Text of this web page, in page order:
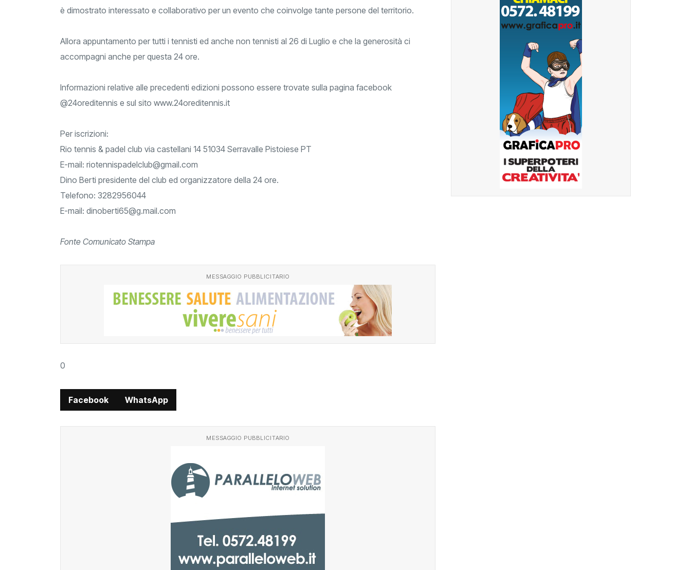
è dimostrato interessato e collaborativo per un evento che coinvolge tante persone del territorio.
Allora appuntamento per tutti i tennisti ed anche non tennisti al 26 di Luglio e che la generosità ci
accompagni anche per questa 24 ore.
Informazioni relative alle precedenti edizioni possono essere trovate sulla pagina facebook
@24oreditennis e sul sito www.24oreditennis.it
Per iscrizioni:
Rio tennis & padel club via castellani 14 51034 Serravalle Pistoiese PT
E-mail: riotennispadelclub@gmail.com
Dino Berti presidente del club ed organizzatore della 24 ore.
Telefono: 3282956044
E-mail: dinoberti65@g.mail.com
Fonte Comunicato Stampa
MESSAGGIO PUBBLICITARIO
0
Facebook WhatsApp
MESSAGGIO PUBBLICITARIO